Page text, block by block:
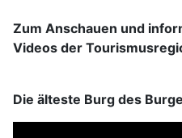
Zum Anschauen und
Videos der
Die älteste Burg des